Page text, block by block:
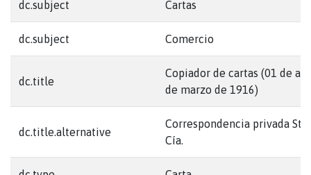
dc.subject Cartas
dc.subject Comercio
dc.title
Copiador de cartas (01 de
de marzo de 1916)
dc.title.alternative
Correspondencia privada
Cía.